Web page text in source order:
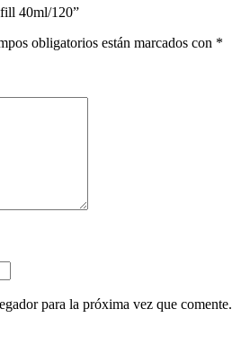
40ml/120”
obligatorios están marcados con *
para la próxima vez que comente.